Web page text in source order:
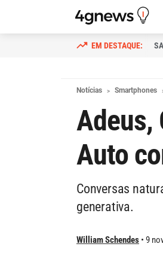
Notícias Smartphones
Adeus,
Auto
Conversas
generativa.
William Schendes 9